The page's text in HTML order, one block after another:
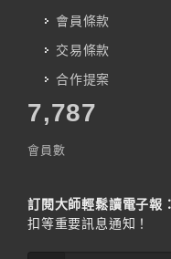
會員條款
交易條款
合作提案
7,787
會員數
訂閱大師輕鬆讀電子報：
扣等重要訊息通知！